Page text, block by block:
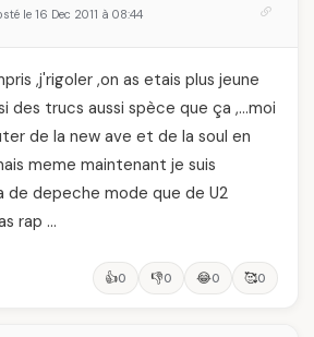
le 16 Dec 2011 à 08:44
,j'rigoler ,on as etais plus jeune
des trucs aussi spèce que ça ,…moi
de la new ave et de la soul en
meme maintenant je suis
de depeche mode que de U2
rap …
👍0 👎0 😂0 🥰0